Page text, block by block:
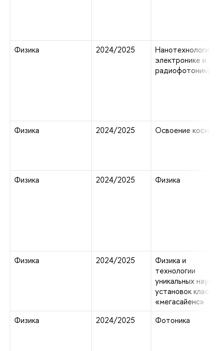
Физика 2024/2025
Нанотехнологии в
электронике и
радиофотонике
Физика 2024/2025 Освоение
Физика 2024/2025 Физика
Физика 2024/2025
Физика и
технологии
уникальных
установок класса
«мегасайенс»
Физика
2024/2025 Фотоника